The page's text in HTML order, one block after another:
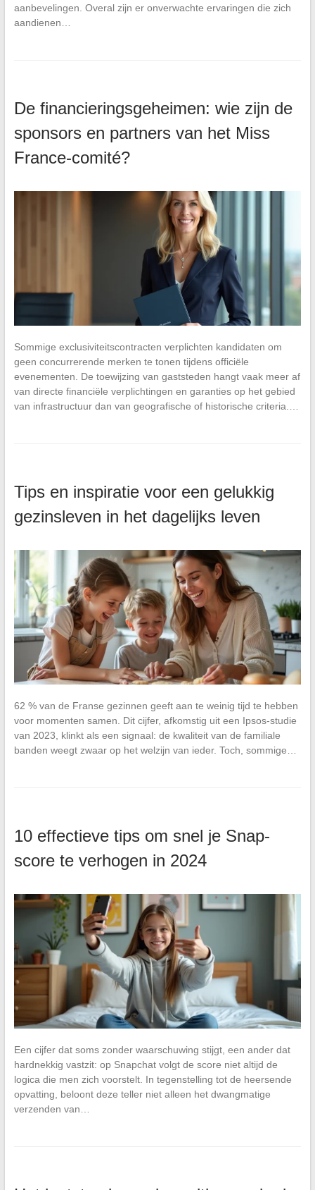
aanbevelingen. Overal zijn er onverwachte ervaringen die zich
aandienen…
De financieringsgeheimen: wie zijn de
sponsors en partners van het Miss
France-comité?
Sommige exclusiviteitscontracten verplichten kandidaten om
geen concurrerende merken te tonen tijdens officiële
evenementen. De toewijzing van gaststeden hangt vaak meer af
van directe financiële verplichtingen en garanties op het gebied
van infrastructuur dan van geografische of historische criteria.…
Tips en inspiratie voor een gelukkig
gezinsleven in het dagelijks leven
62 % van de Franse gezinnen geeft aan te weinig tijd te hebben
voor momenten samen. Dit cijfer, afkomstig uit een Ipsos-studie
van 2023, klinkt als een signaal: de kwaliteit van de familiale
banden weegt zwaar op het welzijn van ieder. Toch, sommige…
10 effectieve tips om snel je Snap-
score te verhogen in 2024
Een cijfer dat soms zonder waarschuwing stijgt, een ander dat
hardnekkig vastzit: op Snapchat volgt de score niet altijd de
logica die men zich voorstelt. In tegenstelling tot de heersende
opvatting, beloont deze teller niet alleen het dwangmatige
verzenden van…